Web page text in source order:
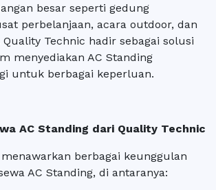
besar seperti gedung
perbelanjaan, acara outdoor, dan
Quality Technic hadir sebagai solusi
menyediakan AC Standing
untuk berbagai keperluan.
AC Standing dari Quality Technic
berbagai keunggulan
AC Standing, di antaranya: